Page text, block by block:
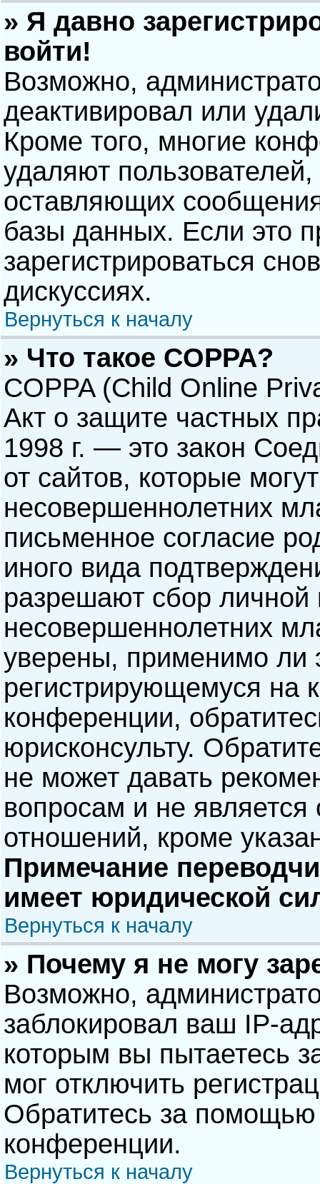
» Я давно
войти!
Возможно,
деактивировал или
Кроме того, многие
удаляют
оставляющих
базы данных. Если это
зарегистрироваться
дискуссиях.
Вернуться к началу
» Что такое COPPA?
COPPA (Child Online
Акт о защите частных
1998 г. — это закон
от сайтов, которые
несовершеннолетних
письменное согласие
иного вида
разрешают сбор
несовершеннолетних
уверены, применимо ли
регистрирующемуся на
конференции,
юрисконсульту.
не может давать
вопросам и не
отношений, кроме
Примечание
имеет юридической
Вернуться к началу
» Почему я не могу
Возможно,
заблокировал ваш IP-
которым вы пытаетесь
мог отключить
Обратитесь за помощью
конференции.
Вернуться к началу